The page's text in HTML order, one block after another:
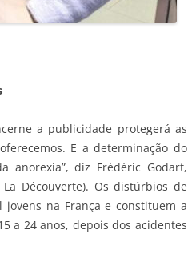
a publicidade protegerá as
E a determinação do
anorexia”, diz Frédéric Godart,
Découverte). Os distúrbios de
na França e constituem a
a 24 anos, depois dos acidentes